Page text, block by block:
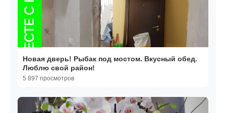
Новая дверь! Рыбак под мостом. Вкусный обед.
Люблю свой район!
5 897 просмотров